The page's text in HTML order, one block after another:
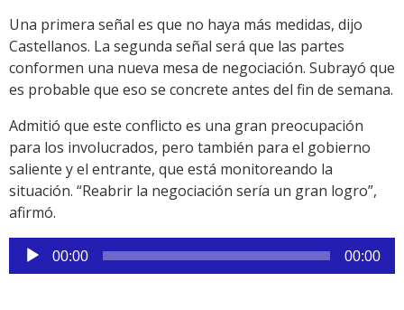
Una primera señal es que no haya más medidas, dijo
Castellanos. La segunda señal será que las partes
conformen una nueva mesa de negociación. Subrayó que
es probable que eso se concrete antes del fin de semana.
Admitió que este conflicto es una gran preocupación
para los involucrados, pero también para el gobierno
saliente y el entrante, que está monitoreando la
situación. “Reabrir la negociación sería un gran logro”,
afirmó.
Reproductor
de
00:00 00:00